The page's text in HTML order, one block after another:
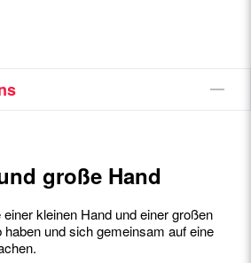
große Hand
kleinen Hand und einer großen
und sich gemeinsam auf eine